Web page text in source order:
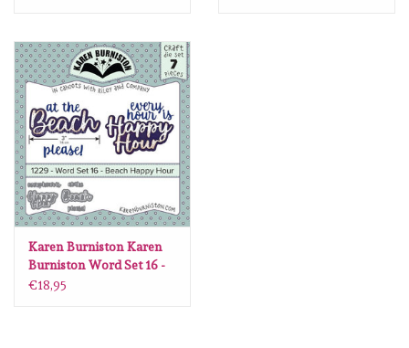
Purple Onion Designs
Kleurboeken
Cadeaubonnen
Karen Burniston Karen
Burniston Word Set 16 -
Beach Happy Hour 1229
€18,95